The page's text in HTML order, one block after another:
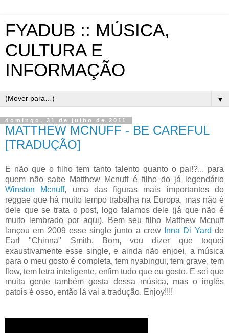
FYADUB :: MÚSICA,
CULTURA E
INFORMAÇÃO
▼
domingo, 31 de julho de 2011
MATTHEW MCNUFF - BE CAREFUL
[TRADUÇÃO]
E não que o filho tem tanto talento quanto o pai!?... para
quem não sabe Matthew Mcnuff é filho do já legendário
Winston Mcnuff, uma das figuras mais importantes do
reggae que há muito tempo trabalha na Europa, mas não é
dele que se trata o post, logo falamos dele (já que não é
muito lembrado por aqui). Bem seu filho Matthew Mcnuff
lançou em 2009 esse single junto a crew
Inna Di Yard de
Earl "Chinna" Smith. Bom, vou dizer que toquei
exaustivamente esse single, e ainda não enjoei, a música
para o meu gosto é completa, tem nyabingui, tem grave, tem
flow, tem letra inteligente, enfim tudo que eu gosto. E sei que
muita gente também gosta dessa música, mas o inglês
patois é osso, então lá vai a tradução. Enjoy!!!!